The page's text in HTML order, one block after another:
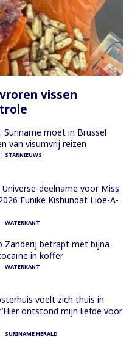
vissen
Suriname moet in Brussel
van visumvrij reizen
STARNIEUWS
Universe-deelname voor Miss
Eunike Kishundat Lioe-A-
WATERKANT
Zanderij betrapt met bijna
in koffer
WATERKANT
voelt zich thuis in
ontstond mijn liefde voor
SURINAME HERALD